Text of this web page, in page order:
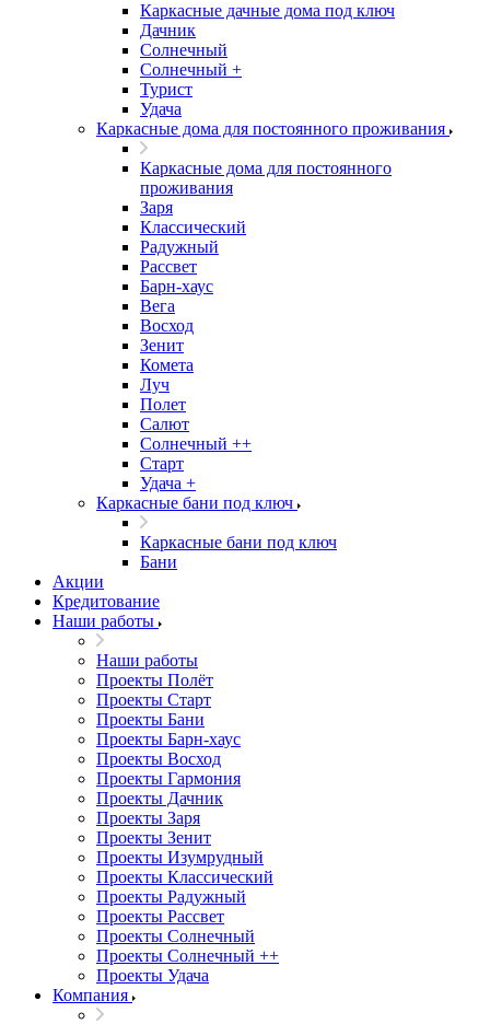
Каркасные дачные дома под ключ
Дачник
Солнечный
Солнечный +
Турист
Удача
Каркасные дома для постоянного проживания
Каркасные дома для постоянного
проживания
Заря
Классический
Радужный
Рассвет
Барн-хаус
Вега
Восход
Зенит
Комета
Луч
Полет
Салют
Солнечный ++
Старт
Удача +
Каркасные бани под ключ
Каркасные бани под ключ
Бани
Акции
Кредитование
Наши работы
Наши работы
Проекты Полёт
Проекты Старт
Проекты Бани
Проекты Барн-хаус
Проекты Восход
Проекты Гармония
Проекты Дачник
Проекты Заря
Проекты Зенит
Проекты Изумрудный
Проекты Классический
Проекты Радужный
Проекты Рассвет
Проекты Солнечный
Проекты Солнечный ++
Проекты Удача
Компания